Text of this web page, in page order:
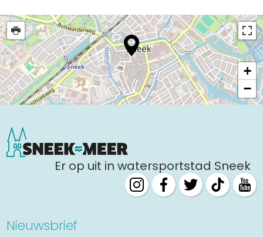
+
−
Er op uit in watersportstad Sneek
Nieuwsbrief